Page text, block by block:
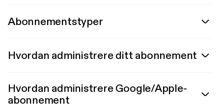
Abonnementstyper
Hvordan administrere ditt abonnement
Hvordan administrere Google/Apple-
abonnement